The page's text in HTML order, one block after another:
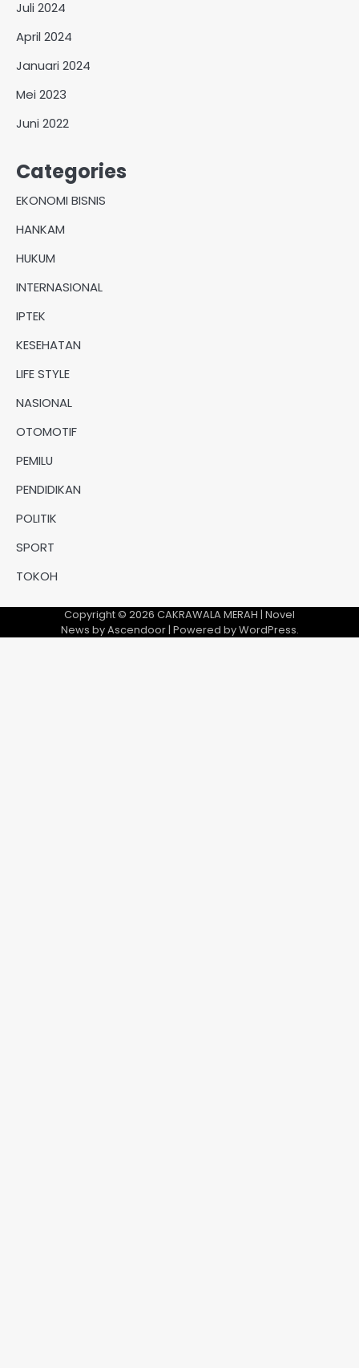
Juli 2024
April 2024
Januari 2024
Mei 2023
Juni 2022
Categories
EKONOMI BISNIS
HANKAM
HUKUM
INTERNASIONAL
IPTEK
KESEHATAN
LIFE STYLE
NASIONAL
OTOMOTIF
PEMILU
PENDIDIKAN
POLITIK
SPORT
TOKOH
Copyright © 2026 CAKRAWALA MERAH | Novel
News byAscendoor| Powered byWordPress.